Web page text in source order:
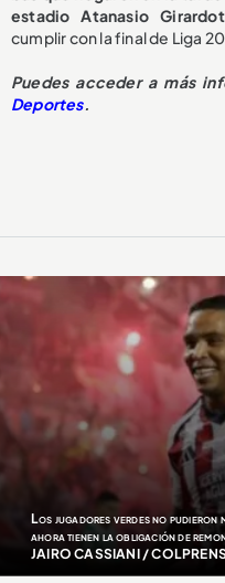
estadio Atanasio
cumplir con la final de Liga
Puedes acceder a más
Deportes.
Los jugadores verdes no pudieron
ahora tienen la obligación de
JAIRO CASSIANI /